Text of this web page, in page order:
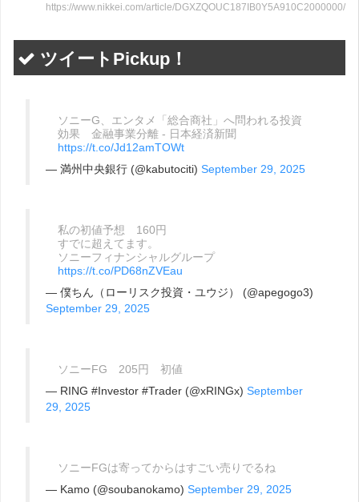
https://www.nikkei.com/article/DGXZQOUC187IB0Y5A910C2000000/
ツイートPickup！
ソニーG、エンタメ「総合商社」へ問われる投資
効果 金融事業分離 - 日本経済新聞
https://t.co/Jd12amTOWt
— 満州中央銀行 (@kabutociti) September 29, 2025
私の初値予想 160円
すでに超えてます。
ソニーフィナンシャルグループ
https://t.co/PD68nZVEau
— 僕ちん（ローリスク投資・ユウジ） (@apegogo3)
September 29, 2025
ソニーFG 205円 初値
— RING #Investor #Trader (@xRINGx) September
29, 2025
ソニーFGは寄ってからはすごい売りでるね
— Kamo (@soubanokamo) September 29, 2025